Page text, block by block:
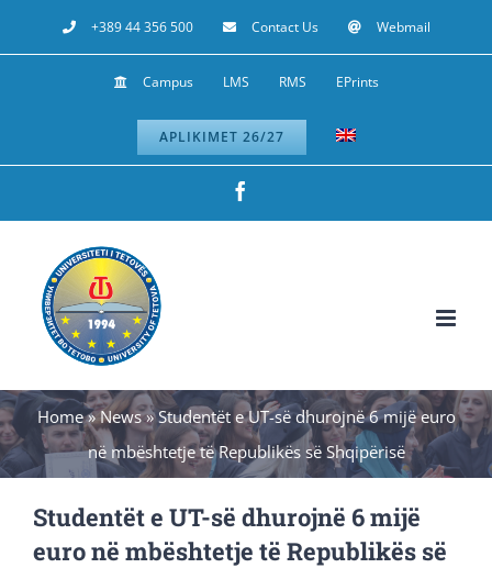
to
+389 44 356 500 Contact Us Webmail
Campus LMS RMS EPrints
APLIKIMET 26/27
Home»News»Studentët e UT-së dhurojnë 6 mijë euro
në mbështetje të Republikës së Shqipërisë
Studentët e UT-së dhurojnë 6 mijë
euro në mbështetje të Republikës së